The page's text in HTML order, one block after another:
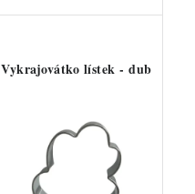
Vykrajovátko lístek - dub